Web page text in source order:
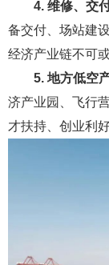
4. 维修、交
备交付、场站建
经济产业链不可
5. 地方低空
济产业园、飞行
才扶持、创业利